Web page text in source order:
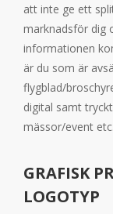
att inte ge ett
marknadsför dig
informationen
är du som är
flygblad/
digital samt
mässor/event etc.
GRAFISK
LOGOTYP